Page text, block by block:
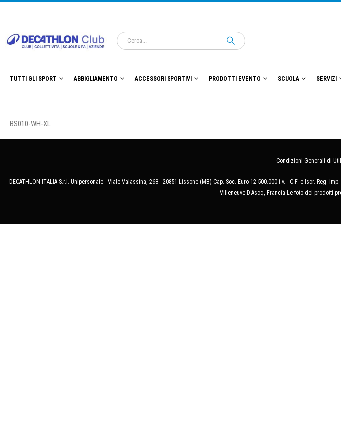
TUTTI GLI SPORT ABBIGLIAMENTO ACCESSORI SPORTIVI PRODOTTI EVENTO SCUOLA SERVIZI
BS010-WH-XL
Condizioni Generali di
DECATHLON ITALIA S.r.l. Unipersonale - Viale Valassina, 268 - 20851 Lissone (MB) Cap. Soc. Euro 12.500.000 i.v. - C.F. e Iscr. Reg.
Villeneuve D'Ascq, Francia Le foto dei prodotti